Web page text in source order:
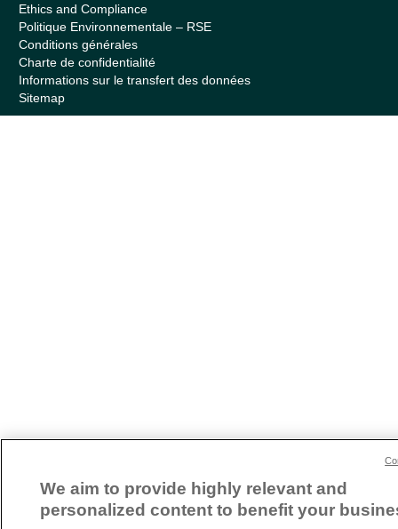
Ethics and Compliance
Politique Environnementale – RSE
Conditions générales
Charte de confidentialité
Informations sur le transfert des données
Sitemap
We aim to provide highly relevant and
personalized content to benefit your